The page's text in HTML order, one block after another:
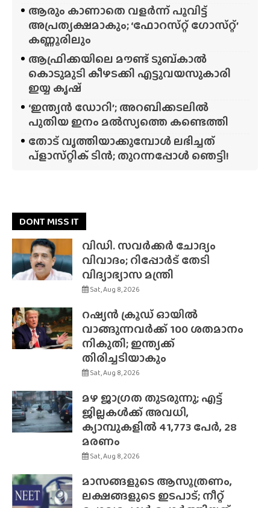
ആരും കാണാതെ വളർന്ന് പൂവിട്ട്
അപ്രത്യക്ഷമാകും; ‘ഫോറസ്‌റ്റ്‌ ഗോസ്‌റ്റ്’
കണ്ണൂരിലും
ആഫ്രിക്കയിലെ മൗണ്ട് ടുബ്‌കാൽ
കൊടുമുടി കീഴടക്കി എട്ടുവയസുകാരി
ഇയ്യ കൃഷ്
‘ഇന്ത്യൻ ഡോറി’; അറബിക്കടലിൽ
പുതിയ ഇനം മൽസ്യത്തെ കണ്ടെത്തി
തോട് വൃത്തിയാക്കുമ്പോൾ ലഭിച്ചത്
പ്‌ളാസ്‌റ്റിക് ടിൻ; തുറന്നപ്പോൾ ഞെട്ടി!
DONT MISS IT
വിഡി. സവർക്കർ ചോദ്യം
വിവാദം; റിപ്പോർട് തേടി
വിദ്യാഭ്യാസ മന്ത്രി
Sat, Aug 8, 2026
റഷ്യൻ ക്രൂഡ് ഓയിൽ
വാങ്ങുന്നവർക്ക് 100 ശതമാനം
നികുതി; ഇന്ത്യക്ക്
തിരിച്ചടിയാകും
Sat, Aug 8, 2026
മഴ ജാഗ്രത തുടരുന്നു; എട്ട്
ജില്ലകൾക്ക് അവധി,
ക്യാമ്പുകളിൽ 41,773 പേർ, 28
മരണം
Sat, Aug 8, 2026
മാസങ്ങളുടെ ആസൂത്രണം,
ലക്ഷങ്ങളുടെ ഇടപാട്; നീറ്റ്